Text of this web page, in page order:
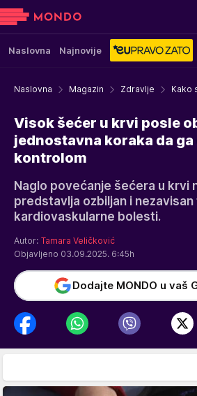
Naslovna Najnovije
Naslovna Magazin Zdravlje Kako
Visok šećer u krvi posle
jednostavna koraka da
kontrolom
Naglo povećanje šećera u krvi
predstavlja ozbiljan i
kardiovaskularne bolesti.
Autor: Tamara Veličković
Objavljeno 03.09.2025. 6:45h
Dodajte MONDO u vaš